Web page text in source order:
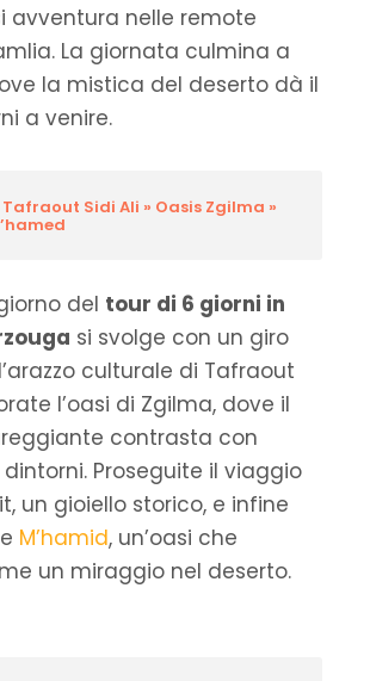
avventura nelle remote
La giornata culmina a
la mistica del deserto dà il
a venire.
Tafraout Sidi Ali » Oasis Zgilma »
del tour di 6 giorni in
si svolge con un giro
culturale di Tafraout
l’oasi di Zgilma, dove il
contrasta con
dintorni. Proseguite il viaggio
un gioiello storico, e infine
M’hamid, un’oasi che
un miraggio nel deserto.